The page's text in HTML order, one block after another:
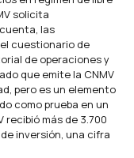
solicita
las
cuestionario de
de operaciones y
que emite la CNMV
pero es un elemento
como prueba en un
recibió más de 3.700
inversión, una cifra